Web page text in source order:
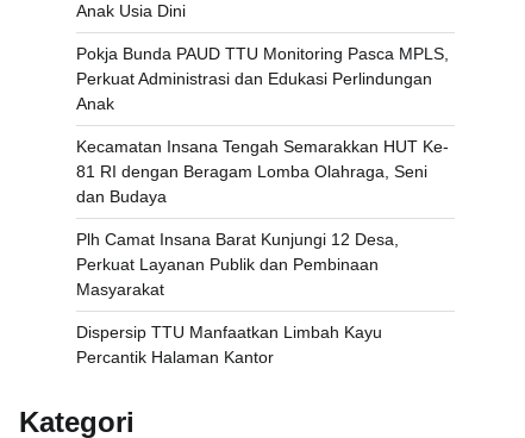
Anak Usia Dini
Pokja Bunda PAUD TTU Monitoring Pasca MPLS,
Perkuat Administrasi dan Edukasi Perlindungan
Anak
Kecamatan Insana Tengah Semarakkan HUT Ke-
81 RI dengan Beragam Lomba Olahraga, Seni
dan Budaya
Plh Camat Insana Barat Kunjungi 12 Desa,
Perkuat Layanan Publik dan Pembinaan
Masyarakat
Dispersip TTU Manfaatkan Limbah Kayu
Percantik Halaman Kantor
Kategori